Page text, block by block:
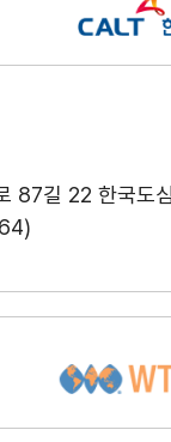
87길 22 한국도